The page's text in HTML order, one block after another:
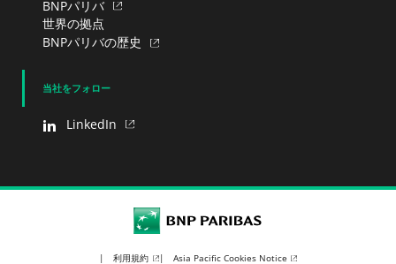
BNPパリバ
世界の拠点
BNPパリバの歴史
当社をフォロー
LinkedIn
BNP Paribas
利用規約 Asia Pacific Cookies Notice